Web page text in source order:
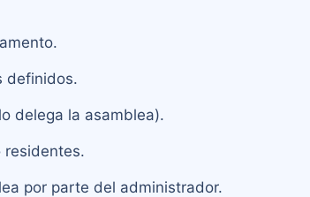
definidos.
delega la asamblea).
residentes.
por parte del administrador.